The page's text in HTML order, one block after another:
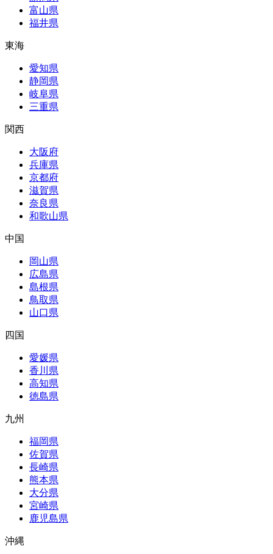
富山県
福井県
東海
愛知県
静岡県
岐阜県
三重県
関西
大阪府
兵庫県
京都府
滋賀県
奈良県
和歌山県
中国
岡山県
広島県
島根県
鳥取県
山口県
四国
愛媛県
香川県
高知県
徳島県
九州
福岡県
佐賀県
長崎県
熊本県
大分県
宮崎県
鹿児島県
沖縄